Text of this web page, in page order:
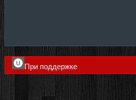
При поддержке